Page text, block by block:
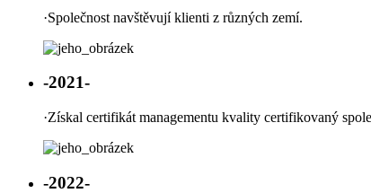
·Společnost navštěvují klienti z různých zemí.
-2021-
·Získal certifikát managementu kvality certifikovaný
-2022-